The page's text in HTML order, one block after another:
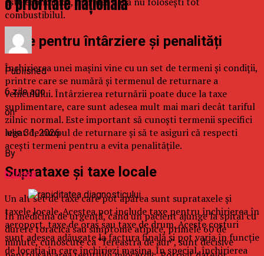
combustibilul.
Taxe pentru întârziere și penalități
Închirierea unei mașini vine cu un set de termeni și condiții,
printre care se numără și termenul de returnare a
vehiculului. Întârzierea returnării poate duce la taxe
suplimentare, care sunt adesea mult mai mari decât tariful
zilnic normal. Este important să cunoști termenii specifici
legat de timpul de returnare și să te asiguri că respecti
acești termeni pentru a evita penalitățile.
Suprataxe și taxe locale
Un alt set de taxe care pot apărea sunt suprataxele și
taxele locale. Acestea pot include taxe pentru închirierea în
aeroport, taxe de oraș sau taxe de drum. Aceste costuri
sunt adesea adăugate la factura finală și pot varia în funcție
de locația în care închiriezi mașina. În special, închirierea
Published
6 zile ago
on
iulie 31, 2026
By
b2bseo
În medicina de urgență, când un pacient ajunge la spital cu
durere toracică sau simptome atipice, primele 60 de
minute, cunoscute ca “fereastra de aur”, sunt decisive